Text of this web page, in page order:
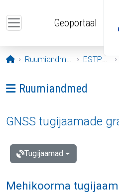
Geoportaal
Avaleht
Ruumiandmed ESTPOS
Ava menüü:
Ruumiandmed
GNSS tugijaamade
Tugijaamad
Mehikoorma tugijaam